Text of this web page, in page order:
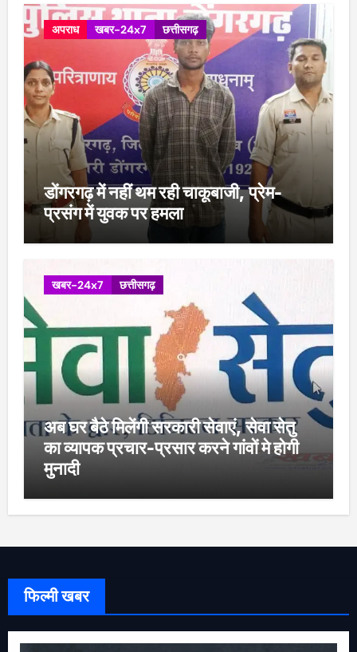
अपराध खबर-24x7 छत्तीसगढ़
डोंगरगढ़ में नहीं थम रही चाकूबाजी, प्रेम-
प्रसंग में युवक पर हमला
खबर-24x7 छत्तीसगढ़
अब घर बैठे मिलेंगी सरकारी सेवाएं, सेवा सेतु
का व्यापक प्रचार-प्रसार करने गांवों मे होगी
मुनादी
फिल्मी खबर